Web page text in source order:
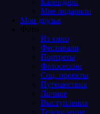
Календари
Мне подарили
Мои друзья
Фото
Из кино
Фестивали
Портреты
Фотосессии
Соц. проекты
Путешествия
Личное
Выступления
Телевидение